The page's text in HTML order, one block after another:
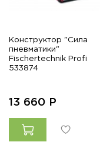
Конструктор "Сила
пневматики"
Fischertechnik Profi
533874
13 660 Р